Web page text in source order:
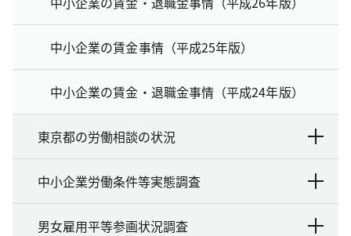
中小企業の賃金事情（平成25年版）
中小企業の賃金・退職金事情（平成24年版）
東京都の労働相談の状況
中小企業労働条件等実態調査
男女雇用平等参画状況調査